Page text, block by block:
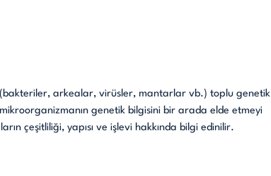
arkealar, virüsler, mantarlar vb.) toplu genetik
genetik bilgisini bir arada elde etmeyi
çeşitliliği, yapısı ve işlevi hakkında bilgi edinilir.